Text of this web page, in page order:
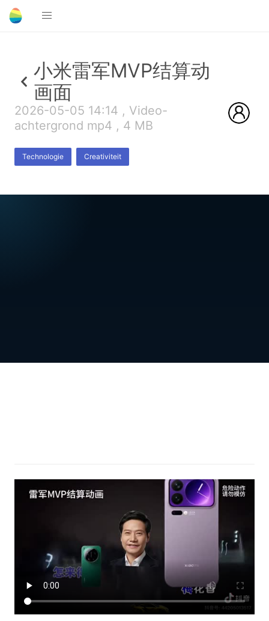
小米雷军MVP结算动
画面
2026-05-05 14:14 , Video-
achtergrond mp4 , 4 MB
Technologie Creativiteit